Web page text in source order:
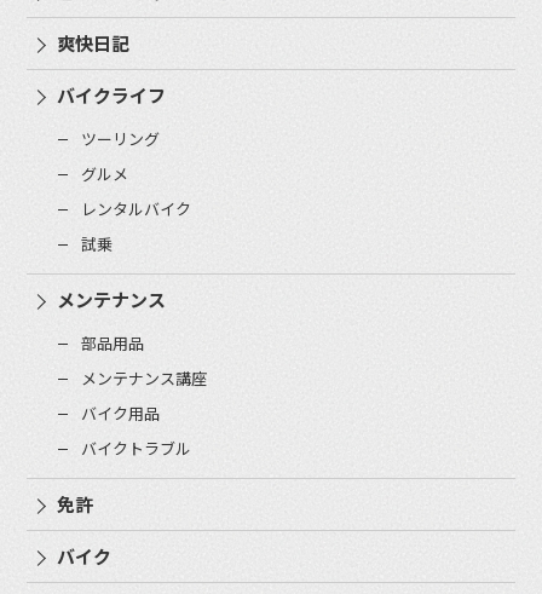
爽快日記
バイクライフ
ツーリング
グルメ
レンタルバイク
試乗
メンテナンス
部品用品
メンテナンス講座
バイク用品
バイクトラブル
免許
バイク